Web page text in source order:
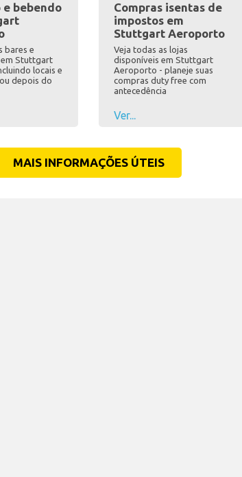
e bebendo
bares e
Stuttgart
locais e
depois do
Compras isentas de
impostos em
Stuttgart Aeroporto
Veja todas as lojas
disponíveis em Stuttgart
Aeroporto - planeje suas
compras duty free com
antecedência
Ver...
MAIS INFORMAÇÕES ÚTEIS